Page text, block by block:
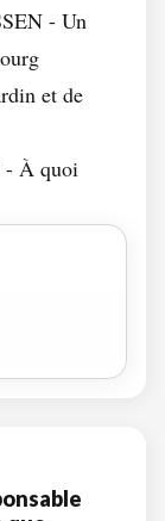
- Un
et de
- À quoi